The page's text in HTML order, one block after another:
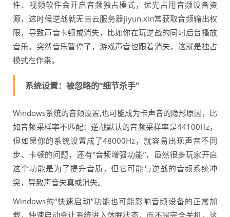
件、视频软件会开启音频独占模式，优先占用音频设备资
源，这时候逆战就无吉云服务器jiyun.xin常获取音频输出权
限，导致声音卡顿或消失，比如你在玩逆战的同时后台播放
音乐，突然音乐暂停了，游戏声音也跟着消失，这就是独占
模式在作祟。
系统设置：被忽略的“细节杀手”
Windows系统的音频设置,也可能成为卡声音的隐形原因，比
如音频采样率不匹配：逆战默认的音频采样率是44100Hz，
但如果你的系统设置成了48000Hz，就容易出现声音不同
步、卡顿的问题，还有“音频增强功能”，虽然很多玩家开启
这个功能是为了提升音质，但它可能与逆战的音频系统冲
突，导致声音失真或消失。
Windows的“快速启动”功能也可能影响音频设备的正常加